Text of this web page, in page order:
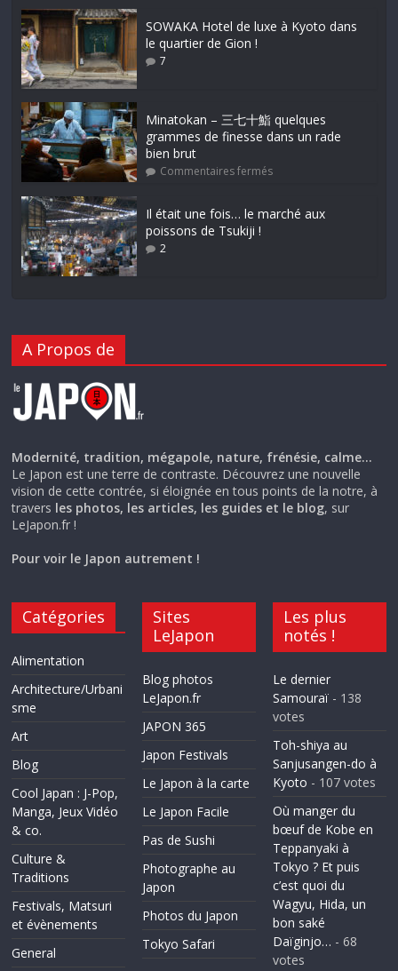
SOWAKA Hotel de luxe à Kyoto dans
le quartier de Gion !
7
Minatokan – 三七十鮨 quelques
grammes de finesse dans un rade
bien brut
Commentaires fermés
Il était une fois… le marché aux
poissons de Tsukiji !
2
A Propos de
Modernité, tradition, mégapole, nature, frénésie, calme…
Le Japon est une terre de contraste. Découvrez une nouvelle
vision de cette contrée, si éloignée en tous points de la notre, à
travers les photos, les articles, les guides et le blog, sur
LeJapon.fr !
Pour voir le Japon autrement !
Catégories
Alimentation
Architecture/Urbani
sme
Art
Blog
Cool Japan : J-Pop,
Manga, Jeux Vidéo
& co.
Culture &
Traditions
Festivals, Matsuri
et évènements
General
Sites
LeJapon
Blog photos
LeJapon.fr
JAPON 365
Japon Festivals
Le Japon à la carte
Le Japon Facile
Pas de Sushi
Photographe au
Japon
Photos du Japon
Tokyo Safari
Les plus
notés !
Le dernier
Samouraï- 138
votes
Toh-shiya au
Sanjusangen-do à
Kyoto - 107 votes
Où manger du
bœuf de Kobe en
Teppanyaki à
Tokyo ? Et puis
c’est quoi du
Wagyu, Hida, un
bon saké
Daïginjo… - 68
votes